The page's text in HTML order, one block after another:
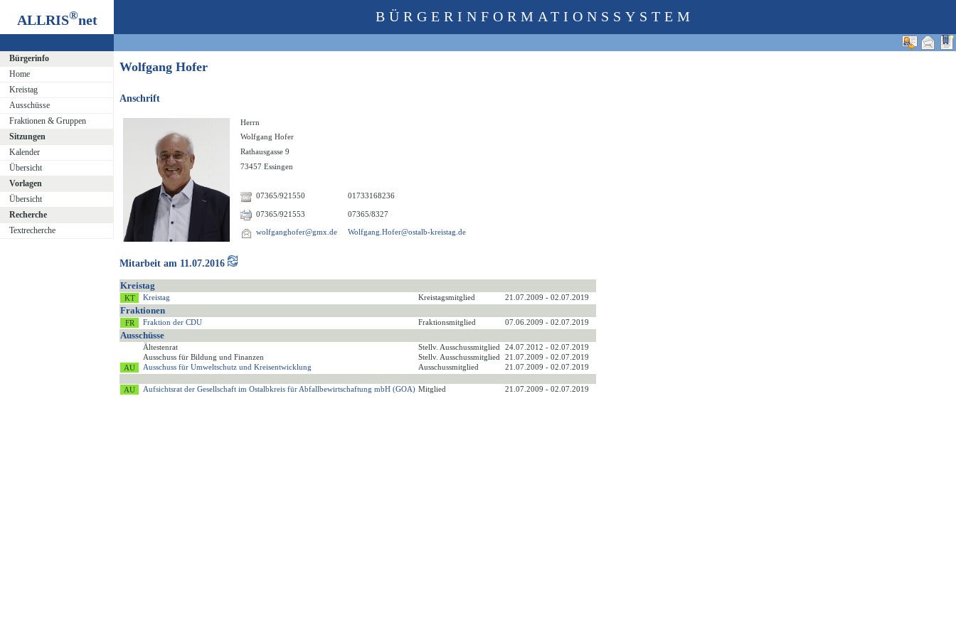
ALLRIS®net
Bürgerinfo
Home
Kreistag
Ausschüsse
Fraktionen & Gruppen
Sitzungen
Kalender
Übersicht
Vorlagen
Übersicht
Recherche
Textrecherche
BÜRGERINFORMATIONSSYSTEM
Wolfgang Hofer
Anschrift
Herrn
Wolfgang Hofer
Rathausgasse 9
73457 Essingen
07365/921550 01733168236
07365/921553 07365/8327
wolfganghofer@gmx.de Wolfgang.Hofer@ostalb-kreistag.de
Mitarbeit am 11.07.2016
Kreistag
Kreistag Kreistagsmitglied 21.07.2009 - 02.07.2019
Fraktionen
Fraktion der CDU Fraktionsmitglied 07.06.2009 - 02.07.2019
Ausschüsse
Ältestenrat Stellv. Ausschussmitglied
24.07.2012 - 02.07.2019
Ausschuss für Bildung und Finanzen
Stellv. Ausschussmitglied
21.07.2009 - 02.07.2019
Ausschuss für Umweltschutz und Kreisentwicklung
Ausschussmitglied 21.07.2009 - 02.07.2019
Aufsichtsrat der Gesellschaft im Ostalbkreis für Abfallbewirtschaftung mbH (GOA) Mitglied 21.07.2009 - 02.07.2019